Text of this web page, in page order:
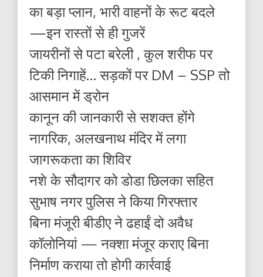
का बड़ा प्लान, भारी वाहनों के रूट बदले
—इन रास्तों से ही गुजरें
जायरीनों से पटा बरेली , कुल शरीफ पर
टिकी निगाहें… सड़कों पर DM – SSP तो
आसमान में ड्रोन
कानून की जानकारी से सशक्त होंगे
नागरिक, अलखनाथ मंदिर में लगा
जागरूकता का शिविर
नशे के सौदागर को डोडा छिलका सहित
सुभाष नगर पुलिस ने किया गिरफ्तार
बिना मंजूरी बीडीए ने ढहाईं दो अवैध
कॉलोनियां — नक्शा मंजूर कराए बिना
निर्माण कराया तो होगी कार्रवाई